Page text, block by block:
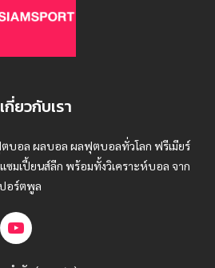
เกี่ยวกับเรา
ตบอล ผลบอล ผลฟุตบอลทั่วโลก ฟรีเมียร์
มเปี้ยนส์ลีก พร้อมทั้งวิเคราะห์บอล จาก
อร์ตพูล